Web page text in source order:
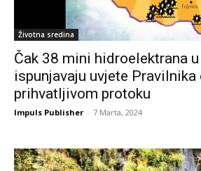
Životna sredina
Čak 38 mini hidroelektrana u
ispunjavaju uvjete Pravilnika
prihvatljivom protoku
Impuls Publisher - 7 Marta, 2024